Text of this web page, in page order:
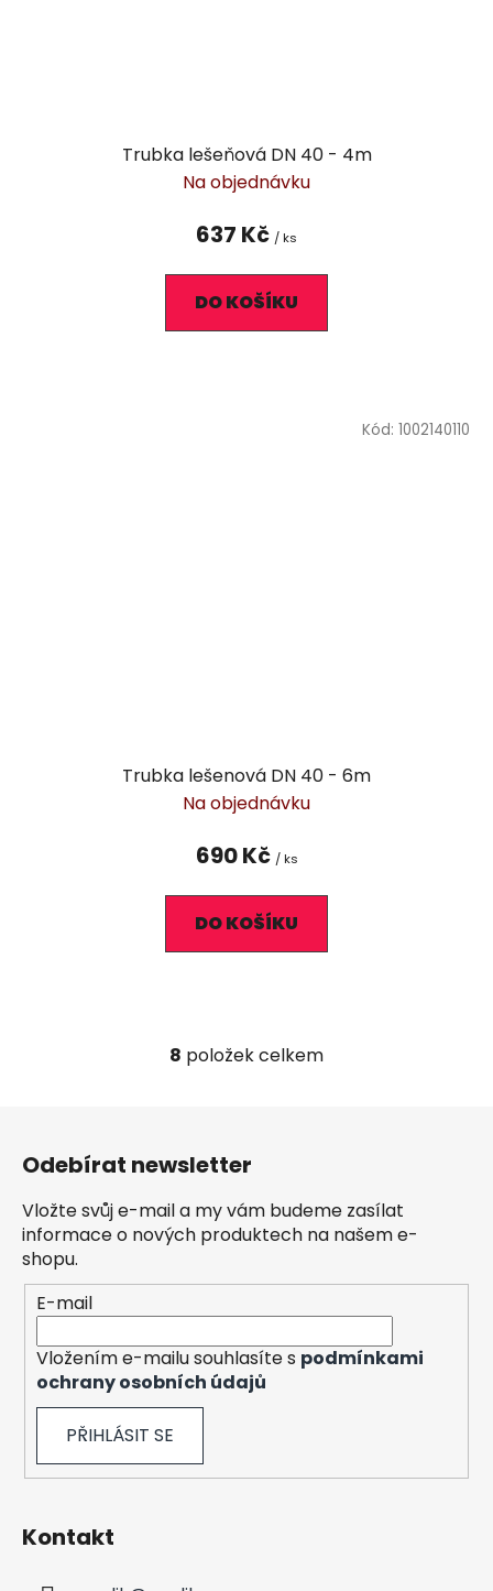
Trubka lešeňová DN 40 - 4m
Na objednávku
637 Kč / ks
DO KOŠÍKU
Trubka lešenová DN 40 - 6m
Na objednávku
690 Kč / ks
DO KOŠÍKU
Kód: 1002140110
O
d
c
í
r
v
y
v
s
8 položek celkem
Odebírat newsletter
Vložte svůj e-mail a my vám budeme zasílat
informace o nových produktech na našem e-
shopu.
E-mail
Vložením e-mailu souhlasíte s podmínkami
ochrany osobních údajů
PŘIHLÁSIT SE
Kontakt